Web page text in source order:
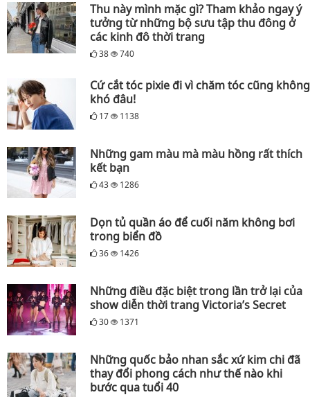
Thu này mình mặc gì? Tham khảo ngay ý
tưởng từ những bộ sưu tập thu đông ở
các kinh đô thời trang
38 740
Cứ cắt tóc pixie đi vì chăm tóc cũng không
khó đâu!
17 1138
Những gam màu mà màu hồng rất thích
kết bạn
43 1286
Dọn tủ quần áo để cuối năm không bơi
trong biển đồ
36 1426
Những điều đặc biệt trong lần trở lại của
show diễn thời trang Victoria’s Secret
30 1371
Những quốc bảo nhan sắc xứ kim chi đã
thay đổi phong cách như thế nào khi
bước qua tuổi 40